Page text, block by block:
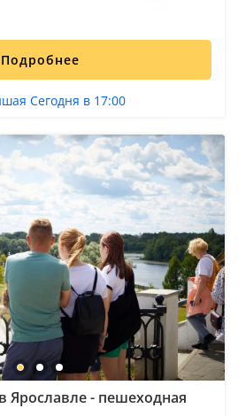
Подробнее
Сегодня в 17:00
Ярославле - пешеходная